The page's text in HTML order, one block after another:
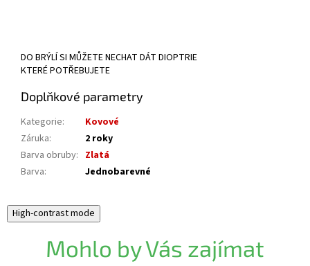
DO BRÝLÍ SI MŮŽETE NECHAT DÁT DIOPTRIE
KTERÉ POTŘEBUJETE
Doplňkové parametry
Kategorie:
Kovové
Záruka:
2 roky
Barva obruby: Zlatá
Barva: Jednobarevné
High-contrast mode
Mohlo by Vás zajímat